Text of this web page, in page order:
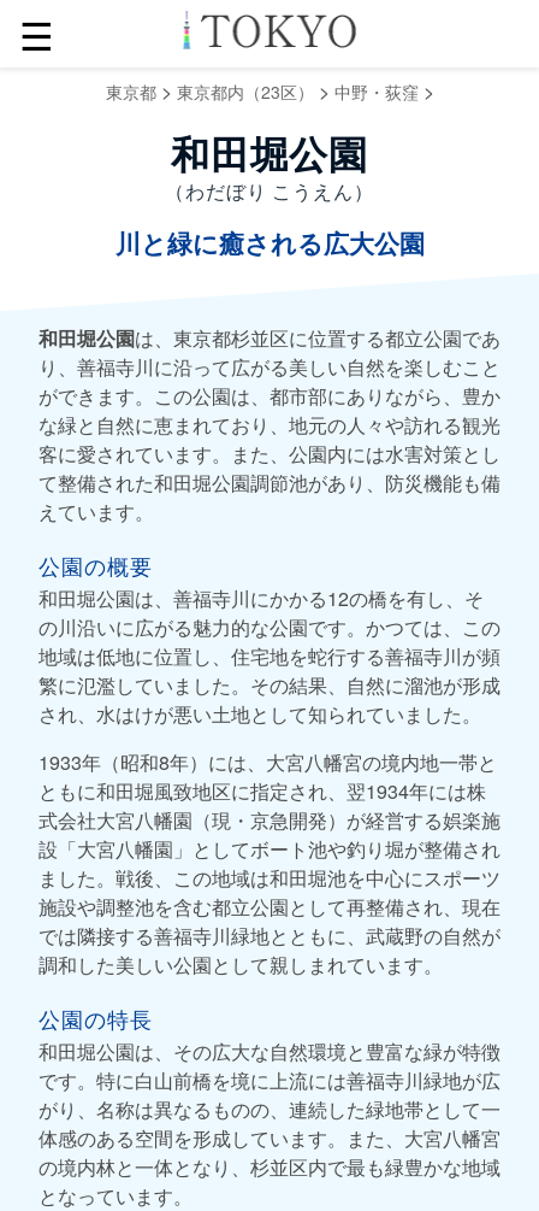
☰
東京都> 東京都内（23区） > 中野・荻窪 >
和田堀公園
（わだぼり こうえん）
川と緑に癒される広大公園
和田堀公園は、東京都杉並区に位置する都立公園であ
り、善福寺川に沿って広がる美しい自然を楽しむこと
ができます。この公園は、都市部にありながら、豊か
な緑と自然に恵まれており、地元の人々や訪れる観光
客に愛されています。また、公園内には水害対策とし
て整備された和田堀公園調節池があり、防災機能も備
えています。
公園の概要
和田堀公園は、善福寺川にかかる12の橋を有し、そ
の川沿いに広がる魅力的な公園です。かつては、この
地域は低地に位置し、住宅地を蛇行する善福寺川が頻
繁に氾濫していました。その結果、自然に溜池が形成
され、水はけが悪い土地として知られていました。
1933年（昭和8年）には、大宮八幡宮の境内地一帯と
ともに和田堀風致地区に指定され、翌1934年には株
式会社大宮八幡園（現・京急開発）が経営する娯楽施
設「大宮八幡園」としてボート池や釣り堀が整備され
ました。戦後、この地域は和田堀池を中心にスポーツ
施設や調整池を含む都立公園として再整備され、現在
では隣接する善福寺川緑地とともに、武蔵野の自然が
調和した美しい公園として親しまれています。
公園の特長
和田堀公園は、その広大な自然環境と豊富な緑が特徴
です。特に白山前橋を境に上流には善福寺川緑地が広
がり、名称は異なるものの、連続した緑地帯として一
体感のある空間を形成しています。また、大宮八幡宮
の境内林と一体となり、杉並区内で最も緑豊かな地域
となっています。